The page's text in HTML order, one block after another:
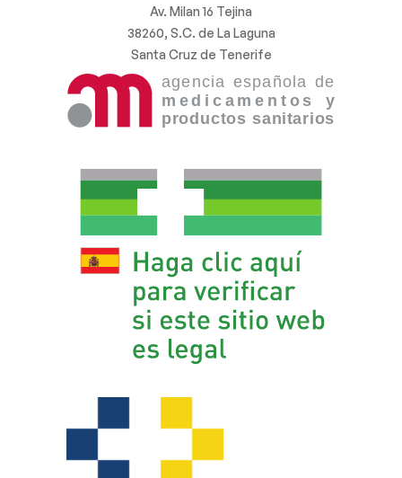
Av. Milan 16 Tejina
38260, S.C. de La Laguna
Santa Cruz de Tenerife